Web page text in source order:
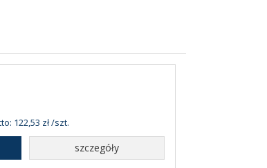
122,53 zł /szt.
szczegóły